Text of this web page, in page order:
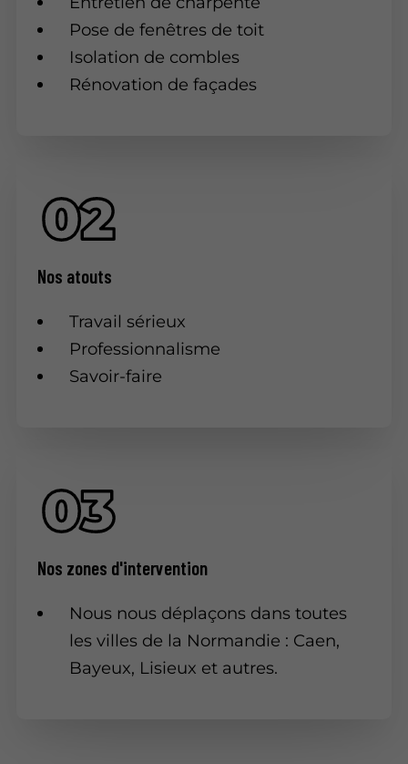
Pose de fenêtres de toit
Isolation de combles
Rénovation de façades
Nos atouts
Travail sérieux
Professionnalisme
Savoir-faire
Nos zones d'intervention
Nous nous déplaçons dans toutes
les villes de la Normandie : Caen,
Bayeux, Lisieux et autres.